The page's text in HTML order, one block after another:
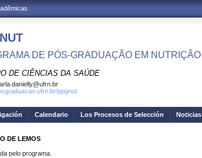
DE PÓS-GRADUAÇÃO EM NUTRIÇÃO
DE CIÊNCIAS DA SAÚDE
ppgnut
Calendario Los Procesos de Selección Noticias
DE LEMOS
pelo programa.